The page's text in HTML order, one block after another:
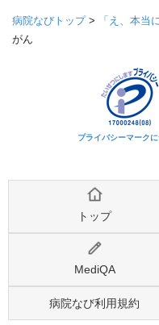
病院なびトップ> 「え、本当
がん
プライバシーマーク
トップ
MediQA
病院なび利用規約